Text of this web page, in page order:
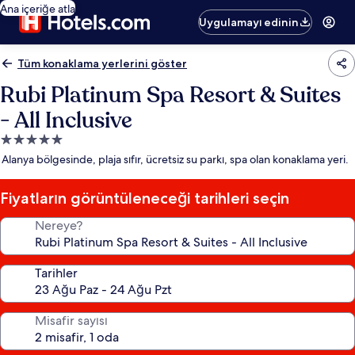
Ana içeriğe atla
Uygulamayı edinin
Tüm konaklama yerlerini göster
Rubi Platinum Spa Resort & Suites
- All Inclusive
5.0
yıldızlı
yeri
Alanya bölgesinde, plaja sıfır, ücretsiz su parkı, spa olan konaklama yeri.
Fiyatların görüntüleneceği tarihleri seçin
Nereye?
Tarihler
Misafir sayısı